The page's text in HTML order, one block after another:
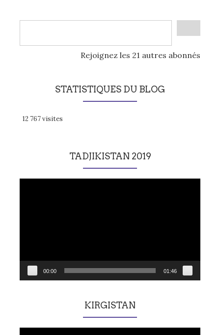
Rejoignez les 21 autres abonnés
STATISTIQUES DU BLOG
12 767 visites
TADJIKISTAN 2019
00:00 01:46
KIRGISTAN